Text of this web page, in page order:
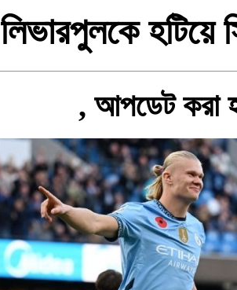
লিভারপুলকে হটিয়ে
, আপডেট করা